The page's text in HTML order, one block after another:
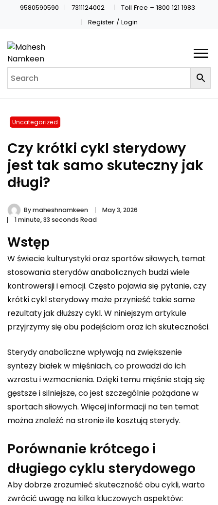
9580590590 7311124002
Toll Free – 1800 121 1983
Register / Login
Uncategorized
Czy krótki cykl sterydowy
jest tak samo skuteczny jak
długi?
Bymaheshnamkeen
May 3, 2026
1 minute, 33 seconds Read
Wstęp
W świecie kulturystyki oraz sportów siłowych, temat
stosowania sterydów anabolicznych budzi wiele
kontrowersji i emocji. Często pojawia się pytanie, czy
krótki cykl sterydowy może przynieść takie same
rezultaty jak dłuższy cykl. W niniejszym artykule
przyjrzymy się obu podejściom oraz ich skuteczności.
Sterydy anaboliczne wpływają na zwiększenie
syntezy białek w mięśniach, co prowadzi do ich
wzrostu i wzmocnienia. Dzięki temu mięśnie stają się
gęstsze i silniejsze, co jest szczególnie pożądane w
sportach siłowych. Więcej informacji na ten temat
można znaleźć na stronieile kosztują sterydy.
Porównanie krótcego i
długiego cyklu sterydowego
Aby dobrze zrozumieć skuteczność obu cykli, warto
zwrócić uwagę na kilka kluczowych aspektów: